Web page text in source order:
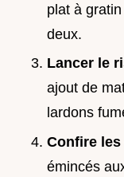
plat à
deux.
Lancer le
ajout de
lardons
Confire
émincés